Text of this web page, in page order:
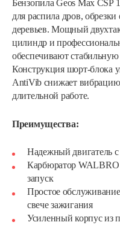
Бензопила Geos Max CSP
для распила дров,
деревьев. Мощный
цилиндр и
обеспечивают
Конструкция шорт-блока
AntiVib снижает
длительной работе.
Преимущества:
Надежный двигатель
Карбюратор WALBRO
запуск
Простое
свече зажигания
Усиленный корпус из